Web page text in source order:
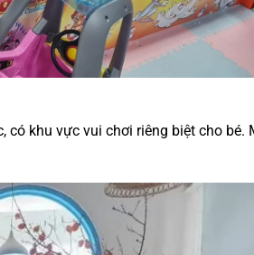
có khu vực vui chơi riêng biệt cho bé.